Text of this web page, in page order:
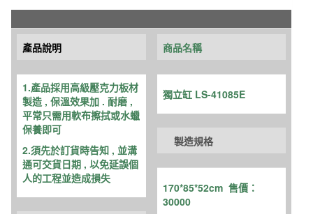
產品說明
1.產品採用高級壓克力板材
製造 , 保溫效果加 . 耐磨 ,
平常只需用軟布擦拭或水蠟
保養即可
2.須先於訂貨時告知 , 並溝
通可交貨日期 , 以免延誤個
人的工程並造成損失
商品名稱
獨立缸 LS-41085E
製造規格
170*85*52cm 售價：
30000